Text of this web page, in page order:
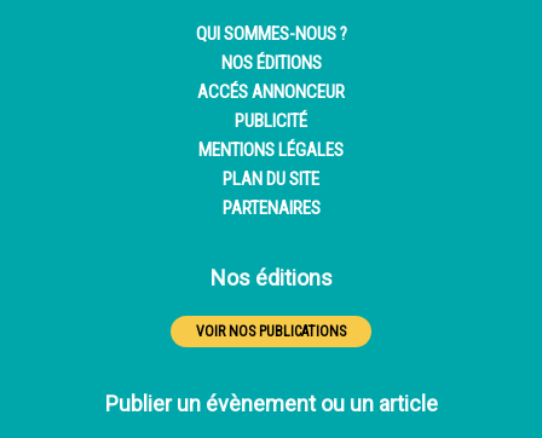
QUI SOMMES-NOUS ?
NOS ÉDITIONS
ACCÉS ANNONCEUR
PUBLICITÉ
MENTIONS LÉGALES
PLAN DU SITE
PARTENAIRES
Nos éditions
VOIR NOS PUBLICATIONS
Publier un évènement ou un article